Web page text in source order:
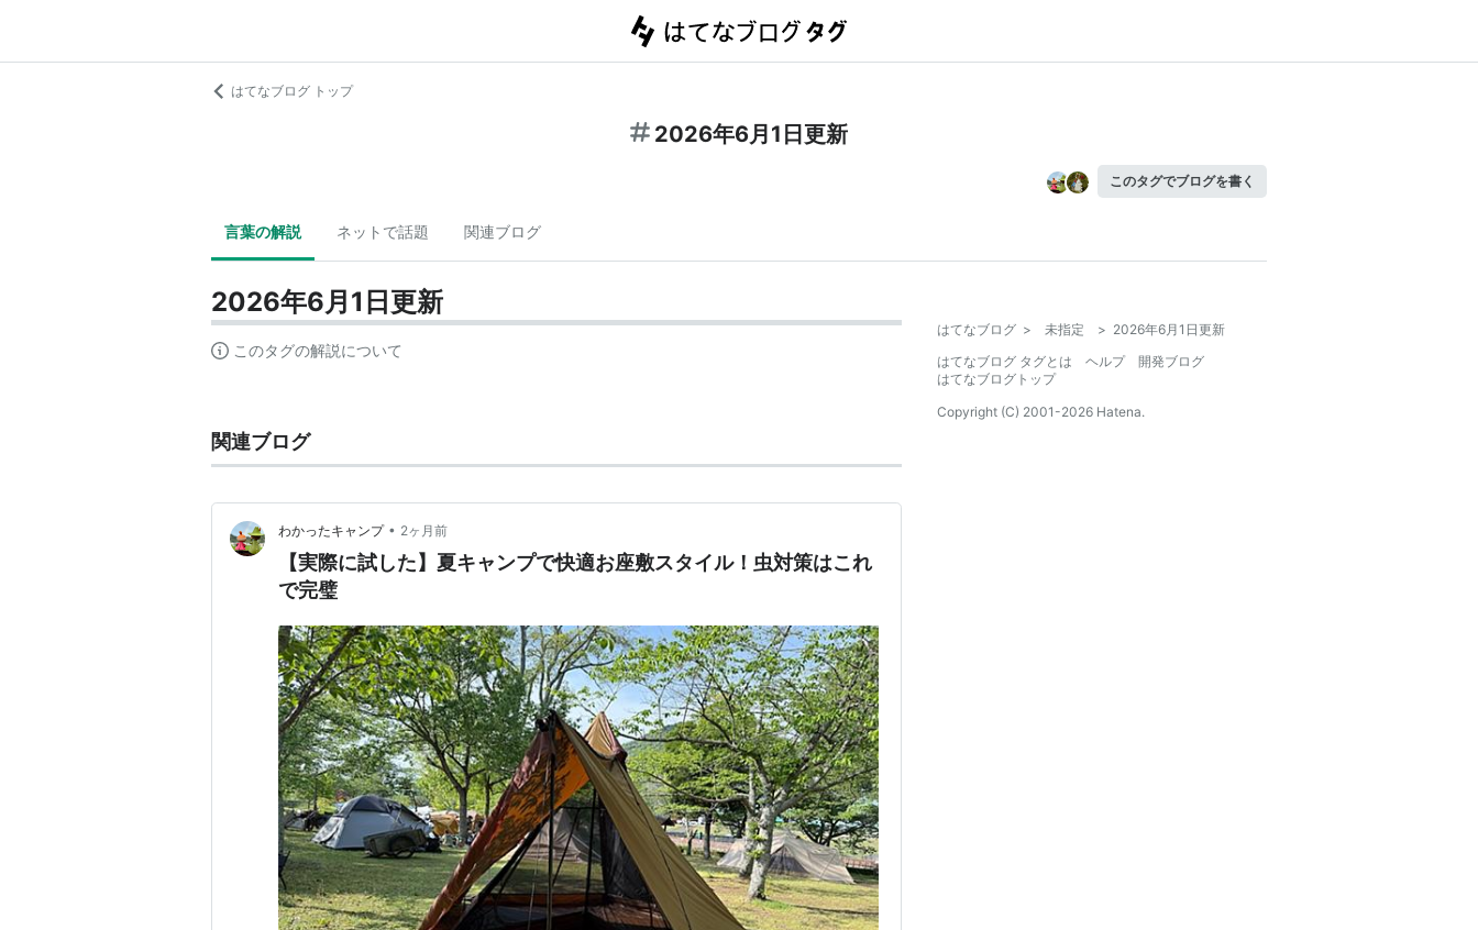
はてなブログ トップ
2026年6月1日更新
このタグでブログを書く
言葉の解説 ネットで話題 関連ブログ
2026年6月1日更新
このタグの解説について
関連ブログ
わかったキャンプ • 2ヶ月前
【実際に試した】夏キャンプで快適お座敷スタイル！虫対策はこれ
で完璧
はてなブログ > 未指定 > 2026年6月1日更新
はてなブログ タグとは
ヘルプ
開発ブログ
はてなブログトップ
Copyright (C) 2001-2026 Hatena.